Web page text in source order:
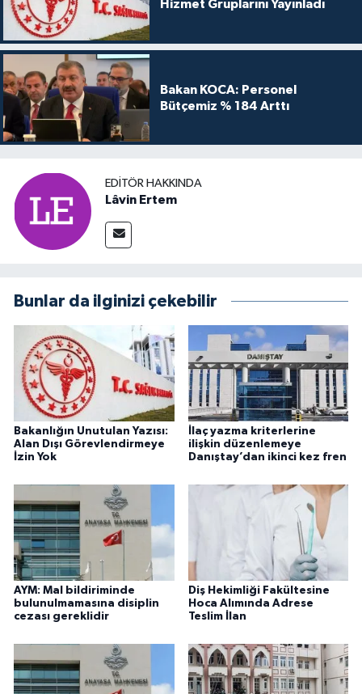
Hizmet Gruplarını Yayınladı
Bakan KOCA: Personel
Bütçemiz % 184 Arttı
EDITÖR HAKKINDA
Lâvin Ertem
Bunlar da ilginizi çekebilir
Bakanlığın Unutulan Yazısı:
Alan Dışı Görevlendirmeye
İzin Yok
İlaç yazma kriterlerine
ilişkin düzenlemeye
Danıştay’dan ikinci kez fren
AYM: Mal bildiriminde
bulunulmamasına disiplin
cezası gereklidir
Diş Hekimliği Fakültesine
Hoca Alımında Adrese
Teslim İlan